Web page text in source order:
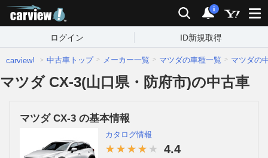
検索 通知
i
ログイン ID新規取得
carview! 中古車トップ メーカー一覧 マツダの車種一覧 マツダの
マツダ CX-3(山口県・防府市)の中古車
マツダ CX-3 の基本情報
カタログ情報
4.4